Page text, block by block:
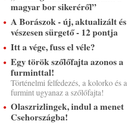
magyar bor sikeréről”
A Borászok - új, aktualizált és
vészesen sürgető - 12 pontja
Itt a vége, fuss el véle?
Egy török szőlőfajta azonos a
furminttal!
Történelmi felfedezés, a kolorko és a
furmint ugyanaz a szőlőfajta!
Olaszrizlingek, indul a menet
Csehországba!